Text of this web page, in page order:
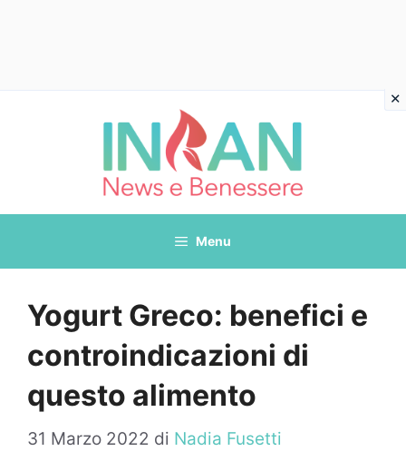
Menu
Yogurt Greco: benefici e
controindicazioni di
questo alimento
31 Marzo 2022 di Nadia Fusetti